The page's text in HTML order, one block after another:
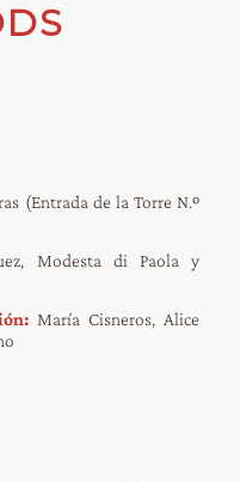
(Entrada de la Torre N.º
Modesta di Paola y
María Cisneros, Alice